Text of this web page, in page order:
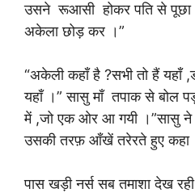
उसने रूआसी होकर पति से
अकेला छोड़ कर ।”
“अकेली कहाँ है ?सभी तो हैं यहाँ
यहाँ ।” सासु माँ तपाक से बोल
में ,जो एक ओर आ गयी ।”सासु ने
उसकी तरफ़ आँखें तरेरते हुए कहा
पास खड़ी नर्स सब तमाशा देख